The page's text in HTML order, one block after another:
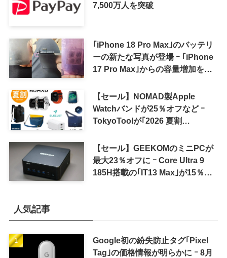
7,500万人を突破
｢iPhone 18 Pro Max｣のバッテリ
ーの新たな写真が登場 ｰ ｢iPhone
17 Pro Max｣からの容量増加を確
【セール】NOMAD製Apple
Watchバンドが25％オフなど ｰ
TokyoToolが｢2026 夏割
【セール】GEEKOMのミニPCが
最大23％オフに ｰ Core Ultra 9
185H搭載の｢IT13 Max｣が15％オ
人気記事
Google初の紛失防止タグ｢Pixel
Tag｣の価格情報が明らかに ｰ 8月